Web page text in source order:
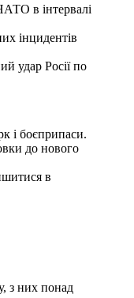
в інтервалі
інцидентів
удар Росії по
і боєприпаси.
до нового
в
з них понад